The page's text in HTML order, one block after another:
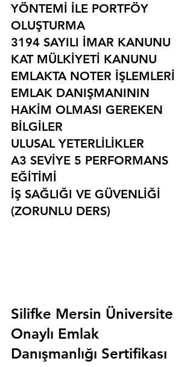
YÖNTEMİ İLE PORTFÖY
OLUŞTURMA
3194 SAYILI İMAR KANUNU
KAT MÜLKİYETİ KANUNU
EMLAKTA NOTER İŞLEMLERİ
EMLAK DANIŞMANININ
HAKİM OLMASI GEREKEN
BİLGİLER
ULUSAL YETERLİLİKLER
A3 SEVİYE 5 PERFORMANS
EĞİTİMİ
İŞ SAĞLIĞI VE GÜVENLİĞİ
(ZORUNLU DERS)
Silifke Mersin Üniversite
Onaylı Emlak
Danışmanlığı Sertifikası